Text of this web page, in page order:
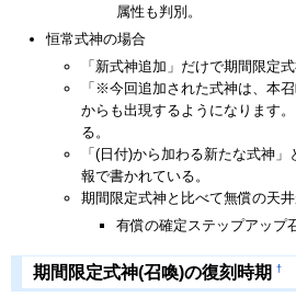
属性も判別。
恒常式神の場合
「新式神追加」だけで期間限定
「※今回追加された式神は、本
からも出現するようになります
る。
「(日付)から加わる新たな式神
報で書かれている。
期間限定式神と比べて無償の天井
有償の確定ステップアップ
期間限定式神(召喚)の復刻時期 †